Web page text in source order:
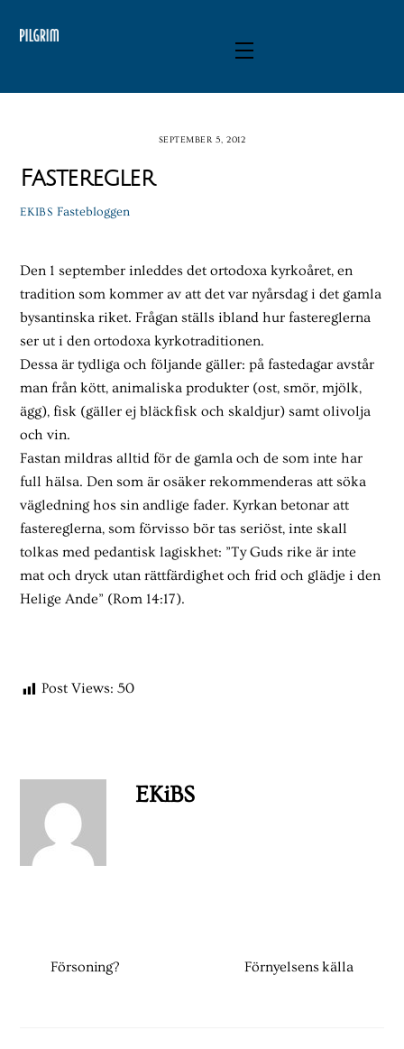
Menu
SEPTEMBER 5, 2012
Fasteregler
EKIBS Fastebloggen
Den 1 september inleddes det ortodoxa kyrkoåret, en
tradition som kommer av att det var nyårsdag i det gamla
bysantinska riket. Frågan ställs ibland hur fastereglerna
ser ut i den ortodoxa kyrkotraditionen.
Dessa är tydliga och följande gäller: på fastedagar avstår
man från kött, animaliska produkter (ost, smör, mjölk,
ägg), fisk (gäller ej bläckfisk och skaldjur) samt olivolja
och vin.
Fastan mildras alltid för de gamla och de som inte har
full hälsa. Den som är osäker rekommenderas att söka
vägledning hos sin andlige fader. Kyrkan betonar att
fastereglerna, som förvisso bör tas seriöst, inte skall
tolkas med pedantisk lagiskhet: ”Ty Guds rike är inte
mat och dryck utan rättfärdighet och frid och glädje i den
Helige Ande” (Rom 14:17).
Post Views: 50
EKiBS
Försoning? Förnyelsens källa